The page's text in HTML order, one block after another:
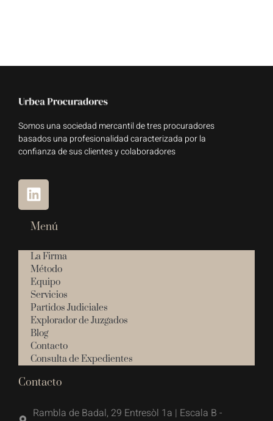
Somos una sociedad mercantil de tres procuradores
basados una profesionalidad caracterizada por la
confianza de sus clientes y colaboradores
Menú
La Firma
Método
Equipo
Servicios
Partidos Judiciales
Explorador de Juzgados
Blog
Contacto
Consulta de Expedientes
Contacto
Rambla de Badal, 29 Entresòl 1a | Escala B -